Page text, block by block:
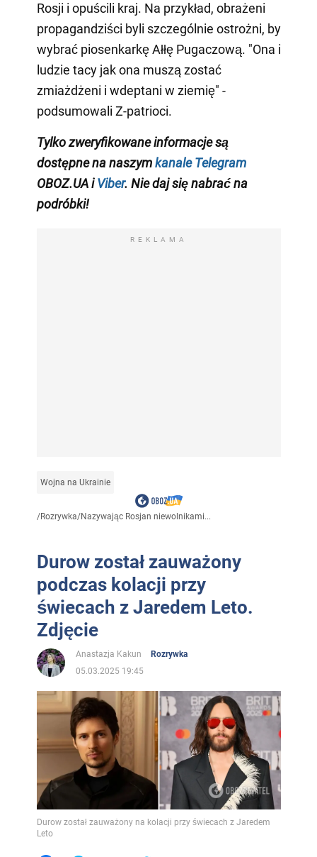
Rosji i opuścili kraj. Na przykład, obrażeni
propagandziści byli szczególnie ostrożni, by
wybrać piosenkarkę Ałłę Pugaczową. "Ona i
ludzie tacy jak ona muszą zostać
zmiażdżeni i wdeptani w ziemię" -
podsumowali Z-patrioci.
Tylko zweryfikowane informacje są
dostępne na naszymkanale Telegram
OBOZ.UA iViber. Nie daj się nabrać na
podróbki!
REKLAMA
Wojna na Ukrainie
/Rozrywka/Nazywając Rosjan niewolnikami...
Durow został zauważony
podczas kolacji przy
świecach z Jaredem Leto.
Zdjęcie
Anastazja Kakun
Rozrywka
05.03.2025 19:45
Durow został zauważony na kolacji przy świecach z Jaredem
Leto